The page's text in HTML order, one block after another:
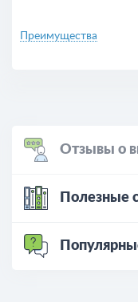
Преимущества
Отзывы о
Полезные